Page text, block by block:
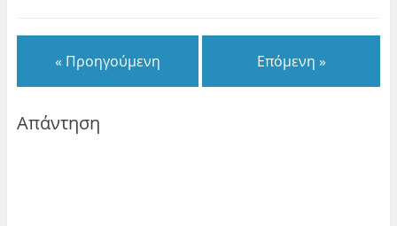
« Προηγούμενη Επόμενη »
Απάντηση